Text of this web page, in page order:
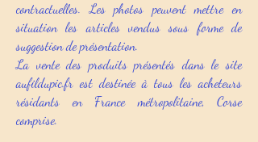
contractuelles. Les photos peuvent mettre en
situation les articles vendus sous forme de
suggestion de présentation.
La vente des produits présentés dans le site
aufildupic.fr est destinée à tous les acheteurs
résidants en France métropolitaine, Corse
comprise.